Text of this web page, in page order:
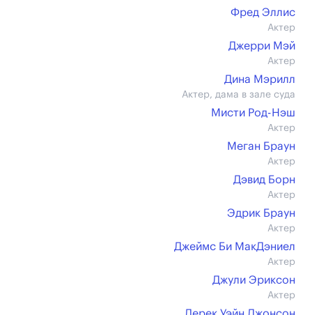
Фред Эллис
Актер
Джерри Мэй
Актер
Дина Мэрилл
Актер, дама в зале суда
Мисти Род-Нэш
Актер
Меган Браун
Актер
Дэвид Борн
Актер
Эдрик Браун
Актер
Джеймс Би МакДэниел
Актер
Джули Эриксон
Актер